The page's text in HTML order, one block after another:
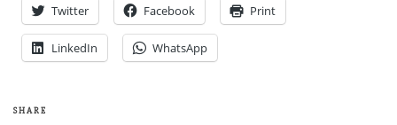
Twitter Facebook Print
LinkedIn WhatsApp
SHARE